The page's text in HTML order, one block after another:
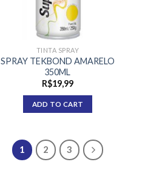
TINTA SPRAY
SPRAY TEKBOND AMARELO
350ML
R$19,99
ADD TO CART
1 2 3